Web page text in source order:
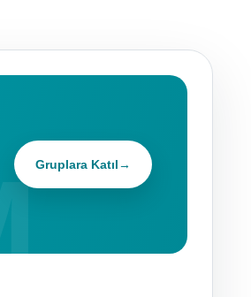
Gruplara Katıl→